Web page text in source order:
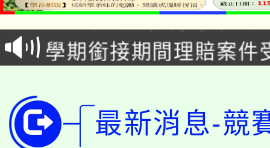
會
115年食農教育專業人
程
學期銜接期間理賠案件
版
淨零綠領人才培育課程
公告本校115學年度第
代理(課)教師甄選結果(
「2026金融保險知識
最新消息-競